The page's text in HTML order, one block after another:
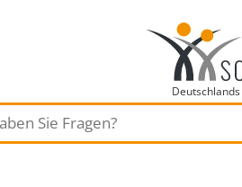
Deutschlands